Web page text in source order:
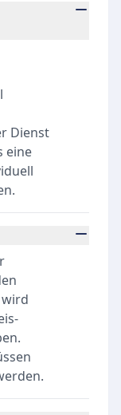
Dienst
eine